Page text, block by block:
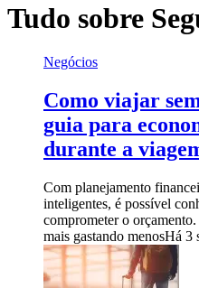
Tudo sobre
Negócios
Como viajar
guia para
durante a
Com planejamento
inteligentes, é possível
comprometer o
mais gastando menosHá 3